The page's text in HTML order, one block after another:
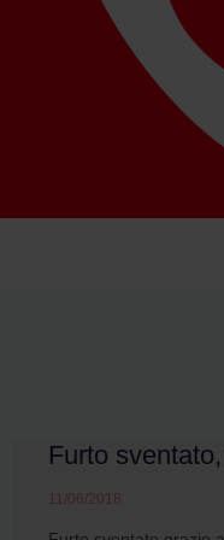
Furto
11/06/2018